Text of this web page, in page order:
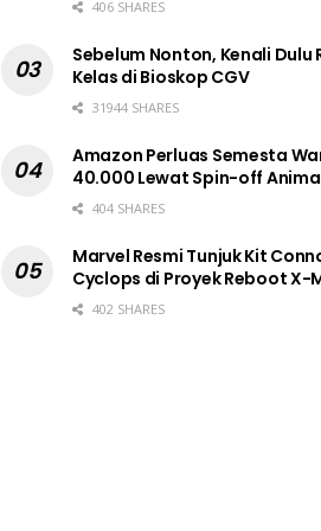
406 SHARES
Sebelum Nonton, Kenali Dulu
Kelas di Bioskop CGV
31944 SHARES
Amazon Perluas Semesta
40.000 Lewat Spin-off
404 SHARES
Marvel Resmi Tunjuk Kit
Cyclops di Proyek Reboot X-
402 SHARES